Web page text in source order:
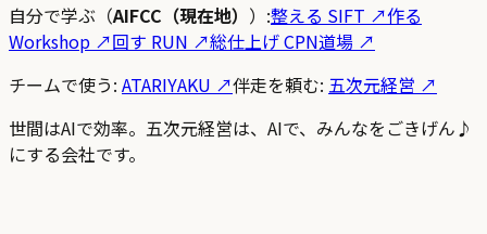
自分で学ぶ（AIFCC（現在地） ）:整える SIFT ↗作る
Workshop ↗回す RUN ↗総仕上げ CPN道場 ↗
チームで使う: ATARIYAKU ↗伴走を頼む: 五次元経営 ↗
世間はAIで効率。五次元経営は、AIで、みんなをごきげん♪
にする会社です。